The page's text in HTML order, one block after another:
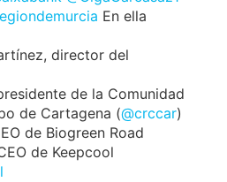
En ella
director del
de la Comunidad
de Cartagena (@crccar)
de Biogreen Road
de Keepcool